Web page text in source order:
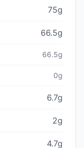
75g
66.5g
66.5g
0g
6.7g
2g
4.7g